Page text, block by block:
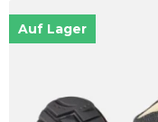
Auf Lager